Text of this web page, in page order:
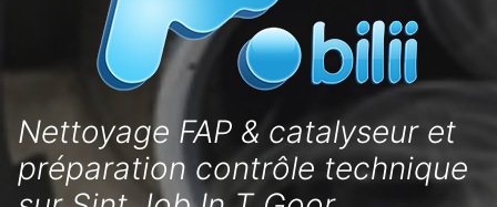
Nettoyage FAP & catalyseur et
préparation contrôle technique